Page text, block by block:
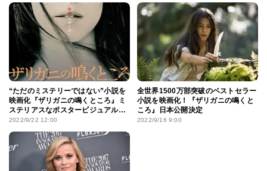
“ただのミステリーではない”小説を
映画化『ザリガニの鳴くところ』ミ
ステリアスなポスタービジュアルが
到着！
2022/9/22 12:00
全世界1500万部突破のベストセラー
小説を映画化！『ザリガニの鳴くと
ころ』日本公開決定
2022/9/16 9:00